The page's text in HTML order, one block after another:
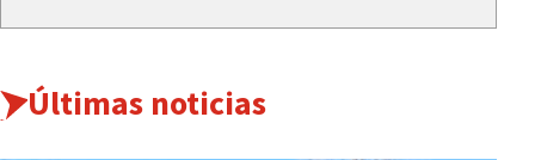
Últimas noticias